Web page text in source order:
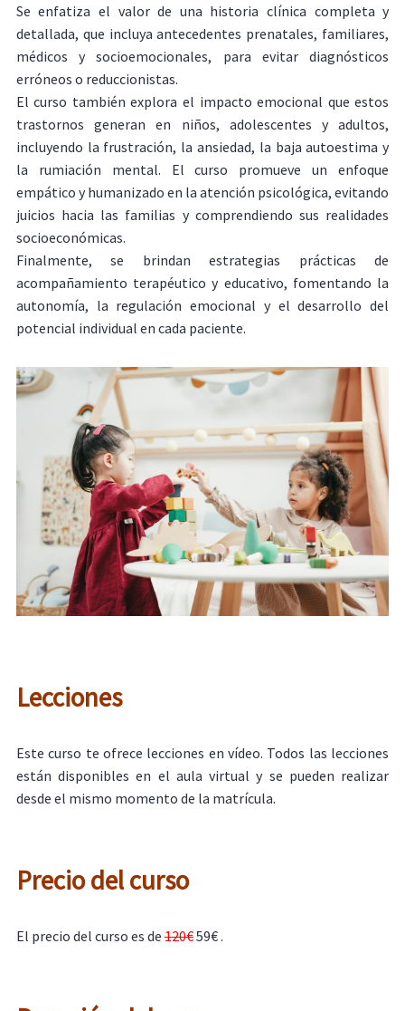
Se enfatiza el valor de una historia clínica completa y
detallada, que incluya antecedentes prenatales, familiares,
médicos y socioemocionales, para evitar diagnósticos
erróneos o reduccionistas.
El curso también explora el impacto emocional que estos
trastornos generan en niños, adolescentes y adultos,
incluyendo la frustración, la ansiedad, la baja autoestima y
la rumiación mental. El curso promueve un enfoque
empático y humanizado en la atención psicológica, evitando
juicios hacia las familias y comprendiendo sus realidades
socioeconómicas.
Finalmente, se brindan estrategias prácticas de
acompañamiento terapéutico y educativo, fomentando la
autonomía, la regulación emocional y el desarrollo del
potencial individual en cada paciente.
Lecciones
Este curso te ofrece lecciones en vídeo. Todos las lecciones
están disponibles en el aula virtual y se pueden realizar
desde el mismo momento de la matrícula.
Precio del curso
El precio del curso es de 120€59€ .